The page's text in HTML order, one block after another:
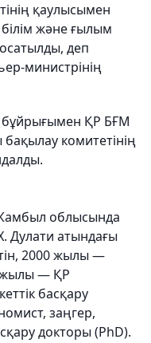
қаулысымен
және ғылым
деп
министрінің
бұйрығымен ҚР БҒМ
комитетінің
облысында
Дулати атындағы
2000 жылы —
жылы — ҚР
басқару
заңгер,
докторы (PhD).